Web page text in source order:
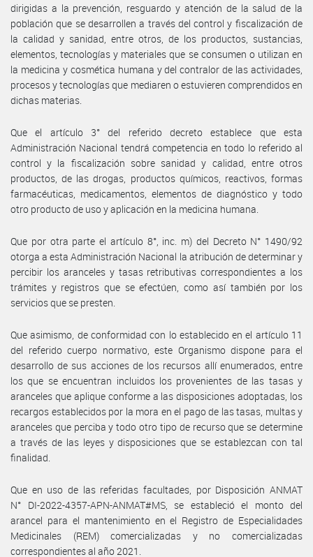
dirigidas a la prevención, resguardo y atención de la salud de la
población que se desarrollen a través del control y fiscalización de
la calidad y sanidad, entre otros, de los productos, sustancias,
elementos, tecnologías y materiales que se consumen o utilizan en
la medicina y cosmética humana y del contralor de las actividades,
procesos y tecnologías que mediaren o estuvieren comprendidos en
dichas materias.
Que el artículo 3° del referido decreto establece que esta
Administración Nacional tendrá competencia en todo lo referido al
control y la fiscalización sobre sanidad y calidad, entre otros
productos, de las drogas, productos químicos, reactivos, formas
farmacéuticas, medicamentos, elementos de diagnóstico y todo
otro producto de uso y aplicación en la medicina humana.
Que por otra parte el artículo 8°, inc. m) del Decreto N° 1490/92
otorga a esta Administración Nacional la atribución de determinar y
percibir los aranceles y tasas retributivas correspondientes a los
trámites y registros que se efectúen, como así también por los
servicios que se presten.
Que asimismo, de conformidad con lo establecido en el artículo 11
del referido cuerpo normativo, este Organismo dispone para el
desarrollo de sus acciones de los recursos allí enumerados, entre
los que se encuentran incluidos los provenientes de las tasas y
aranceles que aplique conforme a las disposiciones adoptadas, los
recargos establecidos por la mora en el pago de las tasas, multas y
aranceles que perciba y todo otro tipo de recurso que se determine
a través de las leyes y disposiciones que se establezcan con tal
finalidad.
Que en uso de las referidas facultades, por Disposición ANMAT
N° DI-2022-4357-APN-ANMAT#MS, se estableció el monto del
arancel para el mantenimiento en el Registro de Especialidades
Medicinales (REM) comercializadas y no comercializadas
correspondientes al año 2021.